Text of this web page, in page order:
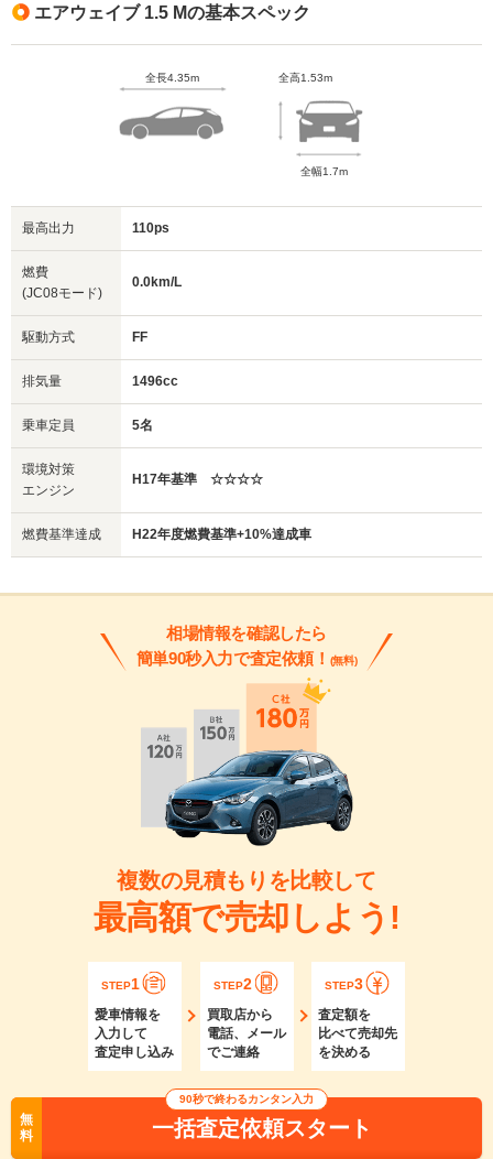
エアウェイブ 1.5 Mの基本スペック
全長4.35m 全高1.53m
全幅1.7m
最高出力 110ps
燃費
(JC08モード)
0.0km/L
駆動方式 FF
排気量 1496cc
乗車定員 5名
環境対策
エンジン
H17年基準 ☆☆☆☆
燃費基準達成 H22年度燃費基準+10%達成車
相場情報を確認したら
簡単90秒入力で査定依頼！ (無料)
複数の見積もりを比較して
最高額で売却しよう!
STEP1
愛車情報を
入力して
査定申し込み
STEP2
買取店から
電話、メール
でご連絡
STEP3
査定額を
比べて売却先
を決める
無
料
90秒で終わるカンタン入力
一括査定依頼スタート